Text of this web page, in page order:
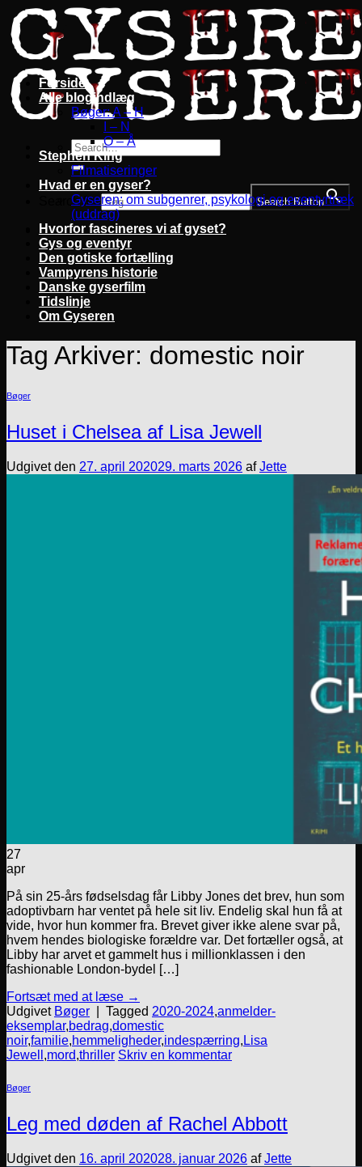
Fortsæt
til
indhold
Search for: Search Button
Forside
Alle blogindlæg
Bøger: A – H
I – N
O – Å
Stephen King
Filmatiseringer
Hvad er en gyser?
Gyseren: om subgenrer, psykologi og eventyrtræk
(uddrag)
Hvorfor fascineres vi af gyset?
Gys og eventyr
Den gotiske fortælling
Vampyrens historie
Danske gyserfilm
Tidslinje
Om Gyseren
Tag Arkiver: domestic noir
Bøger
Huset i Chelsea af Lisa Jewell
Udgivet den 27. april 202029. marts 2026 afJette
27
apr
På sin 25-års fødselsdag får Libby Jones det brev, hun som
adoptivbarn har ventet på hele sit liv. Endelig skal hun få at
vide, hvor hun kommer fra. Brevet giver ikke alene svar på,
hvem hendes biologiske forældre var. Det fortæller også, at
Libby har arvet et gammelt hus i millionklassen i den
fashionable London-bydel […]
Fortsæt med at læse →
Udgivet Bøger Tagged 2020-2024,anmelder-
eksemplar,bedrag,domestic
noir,familie,hemmeligheder,indespærring, Lisa
Jewell ,mord,thriller Skriv en kommentar
Bøger
Leg med døden af Rachel Abbott
Udgivet den 16. april 202028. januar 2026 afJette